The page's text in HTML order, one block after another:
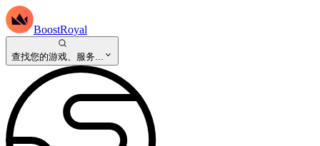
BoostRoyal
查找您的游戏、服务...